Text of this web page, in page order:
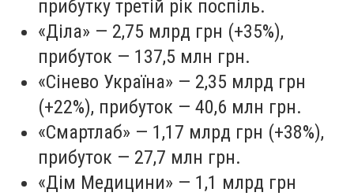
прибутку третій рік поспіль.
«Діла» — 2,75 млрд грн (+35%),
прибуток — 137,5 млн грн.
«Сінево Україна» — 2,35 млрд грн
(+22%), прибуток — 40,6 млн грн.
«Смартлаб» — 1,17 млрд грн (+38%),
прибуток — 27,7 млн грн.
«Дім Медицини» — 1,1 млрд грн